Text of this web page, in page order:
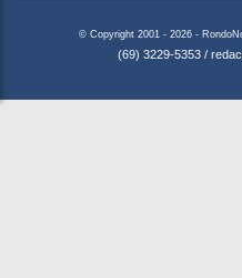
© Copyright 2001 - 2026 -
(69) 3229-5353 /